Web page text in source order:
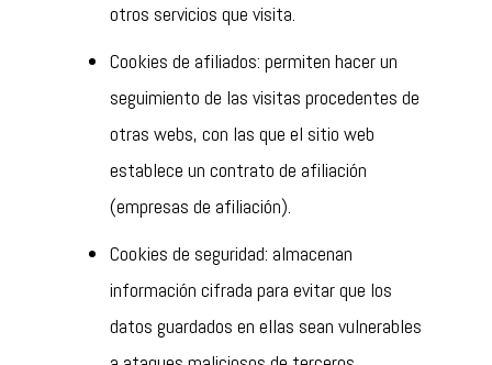
otros servicios que visita.
Cookies de afiliados: permiten hacer un
seguimiento de las visitas procedentes de
otras webs, con las que el sitio web
establece un contrato de afiliación
(empresas de afiliación).
Cookies de seguridad: almacenan
información cifrada para evitar que los
datos guardados en ellas sean vulnerables